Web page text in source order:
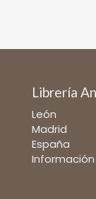
Librería
León
Madrid
España